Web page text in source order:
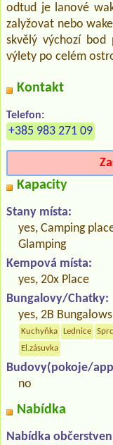
odtud je lanové
zalyžovat nebo
skvělý výchozí bod
výlety po celém
Kontakt
Telefon:
+385 983 271 09
Kapacity
Stany místa:
yes, Camping
Glamping
Kempová místa:
yes, 20x Place
Bungalovy/Chatky:
yes, 2B Bungalows
Kuchyňka Lednice
El.zásuvka
Budovy(pokoje/
no
Nabídka
Nabídka